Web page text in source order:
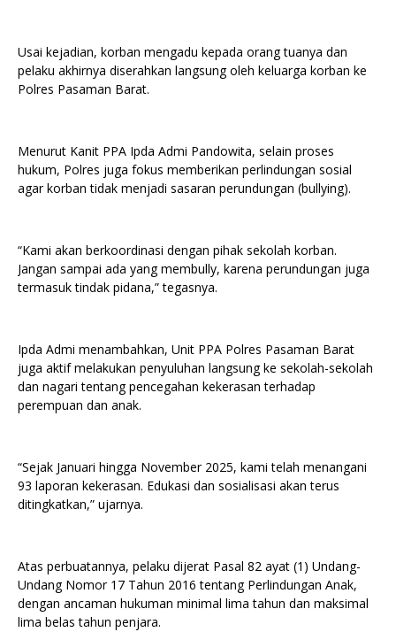
Usai kejadian, korban mengadu kepada orang tuanya dan
pelaku akhirnya diserahkan langsung oleh keluarga korban ke
Polres Pasaman Barat.
Menurut Kanit PPA Ipda Admi Pandowita, selain proses
hukum, Polres juga fokus memberikan perlindungan sosial
agar korban tidak menjadi sasaran perundungan (bullying).
“Kami akan berkoordinasi dengan pihak sekolah korban.
Jangan sampai ada yang membully, karena perundungan juga
termasuk tindak pidana,” tegasnya.
Ipda Admi menambahkan, Unit PPA Polres Pasaman Barat
juga aktif melakukan penyuluhan langsung ke sekolah-sekolah
dan nagari tentang pencegahan kekerasan terhadap
perempuan dan anak.
“Sejak Januari hingga November 2025, kami telah menangani
93 laporan kekerasan. Edukasi dan sosialisasi akan terus
ditingkatkan,” ujarnya.
Atas perbuatannya, pelaku dijerat Pasal 82 ayat (1) Undang-
Undang Nomor 17 Tahun 2016 tentang Perlindungan Anak,
dengan ancaman hukuman minimal lima tahun dan maksimal
lima belas tahun penjara.